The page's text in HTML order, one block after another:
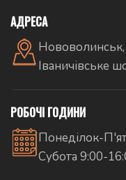
АДРЕСА
Іваничівське
РОБОЧІ ГОДИНИ
Понеділок-
Субота 9:00-